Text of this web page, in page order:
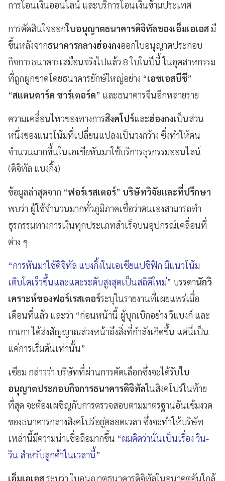
การโอนเงินออนไลน์ และบริการโอนเงินข้ามประเทศ
การตัดสินใจออกใบอนุญาตธนาคารดิจิทัลของเอ็มเอเอสมี
ขึ้นหลังจากธนาคารกลางฮ่องกงออกใบอนุญาตประกอบ
กิจการธนาคารเสมือนจริงไปแล้ว 8 ใบในปีนี้ ในอุตสาหกรรม
ที่ถูกผูกขาดโดยธนาคารยักษ์ใหญ่อย่าง “เอชเอสบีซี”
“สแตนดาร์ด ชาร์เตอร์ด” และธนาคารจีนอีกหลายราย
ความเคลื่อนไหวของทางการสิงคโปร์และฮ่องกงเป็นส่วน
หนึ่งของแนวโน้มที่เปลี่ยนแปลงเป็นวงกว้าง ซึ่งทำให้คน
จำนวนมากขึ้นในเอเชียหันมาใช้บริการธุรกรรมออนไลน์
(ดิจิทัล แบงกิ้ง)
ข้อมูลล่าสุดจาก “ฟอร์เรสเตอร์” บริษัทวิจัยและที่ปรึกษา
พบว่า ผู้ใช้จำนวนมากทั่วภูมิภาคเชื่อว่าตนเองสามารถทำ
ธุรกรรมทางการเงินทุกประเภทสำเร็จบนอุปกรณ์เคลื่อนที่
ต่าง ๆ
“การหันมาใช้ดิจิทัล แบงกิ้งในเอเชียแปซิฟิก มีแนวโน้ม
เติบโตเร็วขึ้นและแตะระดับสูงสุดเป็นสถิติใหม่” บรรดานักวิ
เคราะห์ของฟอร์เรสเตอร์ระบุในรายงานที่เผยแพร่เมื่อ
เดือนที่แล้ว และว่า “ก่อนหน้านี้ ผู้บุกเบิกอย่าง วีแบงก์ และ
กาเกา ได้ส่งสัญญาณล่วงหน้าถึงสิ่งที่กำลังเกิดขึ้น แต่นี่เป็น
แค่การเริ่มต้นเท่านั้น”
เซียม กล่าวว่า บริษัทที่ผ่านการคัดเลือกซึ่งจะได้รับใบ
อนุญาตประกอบกิจการธนาคารดิจิทัลในสิงคโปร์ในท้าย
ที่สุด จะต้องเผชิญกับการตรวจสอบตามมาตรฐานอันเข้มงวด
ของธนาคารกลางสิงคโปร์อยู่ตลอดเวลา ซึ่งจะทำให้บริษัท
เหล่านี้มีความน่าเชื่อถือมากขึ้น “ผมคิดว่านั่นเป็นเรื่อง วิน-
วิน สำหรับลูกค้าในเวลานี้”
เอ็มเอเอสระบุว่า ใบอนุญาตธนาคารดิจิทัลในอนาคตอันใกล้